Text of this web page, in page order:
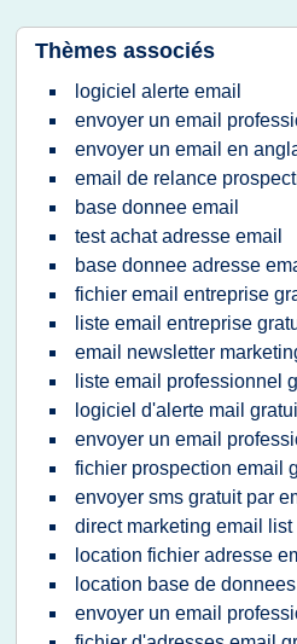
Thèmes associés
logiciel alerte email
envoyer un email
envoyer un email en
email de relance
base donnee email
test achat adresse email
base donnee adresse
fichier email entreprise
liste email entreprise
email newsletter
liste email professionnel
logiciel d'alerte mail
envoyer un email
fichier prospection email
envoyer sms gratuit par
direct marketing email list
location fichier adresse
location base de
envoyer un email